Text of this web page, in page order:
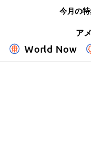
ア
World Now
今月の